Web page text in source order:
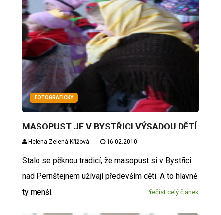
FOTOGRAFICKY
MASOPUST JE V BYSTŘICI VÝSADOU DĚTÍ
Helena Zelená Křížová 16.02.2010
Stalo se pěknou tradicí, že masopust si v Bystřici
nad Pernštejnem užívají především děti. A to hlavně
ty menší.
Přečíst celý článek